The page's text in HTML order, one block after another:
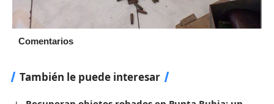
Comentarios
También le puede interesar